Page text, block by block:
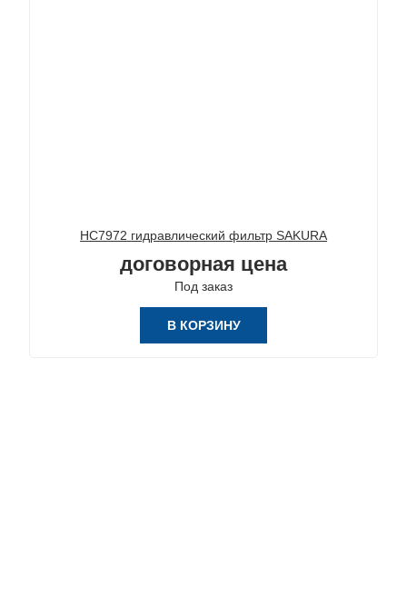
HC7972 гидравлический фильтр SAKURA
договорная цена
Под заказ
В КОРЗИНУ